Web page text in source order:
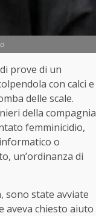
prove di un
con calci e
delle scale.
della compagnia
femminicidio,
o
un’ordinanza di
sono state avviate
aveva chiesto aiuto